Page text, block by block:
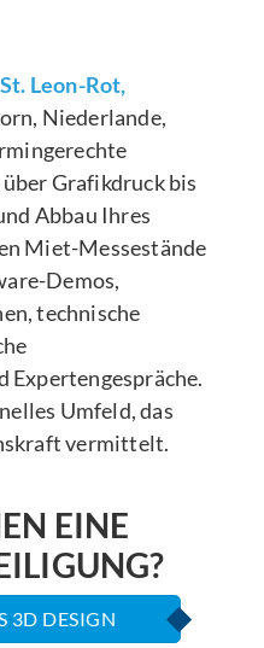
St. Leon-Rot,
Niederlande,
Grafikdruck bis
Abbau Ihres
Miet-Messestände
Demos,
technische
Umfeld, das
vermittelt.
EINE
3D DESIGN